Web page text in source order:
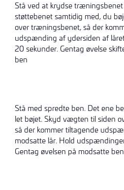
Stå ved at krydse
støttebenet samtidig med, du
over træningsbenet, så der
udspænding af ydersiden af
20 sekunder. Gentag øvelse
ben
Stå med spredte ben. Det ene
let bøjet. Skyd vægten til siden
så der kommer tiltagende
modsatte lår. Hold
Gentag øvelsen på modsatte